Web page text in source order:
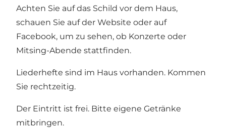
Achten Sie auf das Schild vor dem Haus,
schauen Sie auf der Website oder auf
Facebook, um zu sehen, ob Konzerte oder
Mitsing-Abende stattfinden.
Liederhefte sind im Haus vorhanden. Kommen
Sie rechtzeitig.
Der Eintritt ist frei. Bitte eigene Getränke
mitbringen.